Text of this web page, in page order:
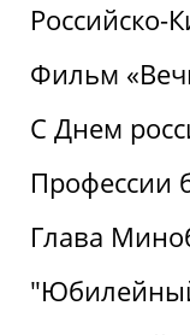
Российско-
Фильм
С Днем
Профессии
Глава